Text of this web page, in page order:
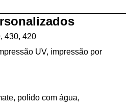
430, 420
UV, impressão por
polido com água,